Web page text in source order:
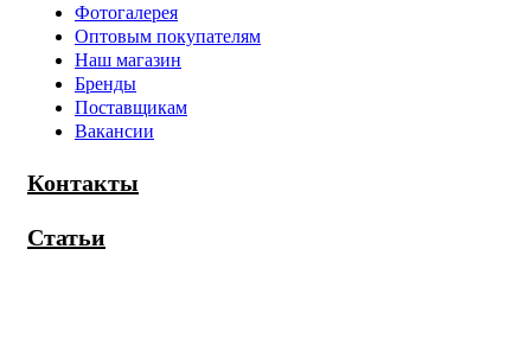
Фотогалерея
Оптовым покупателям
Наш магазин
Бренды
Поставщикам
Вакансии
Контакты
Статьи